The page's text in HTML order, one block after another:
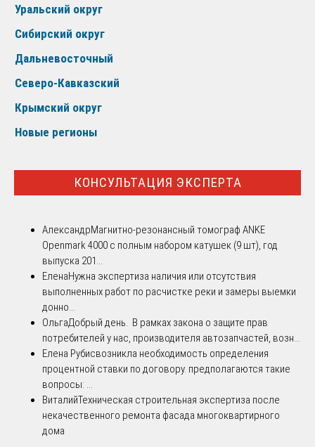
Уральский округ
Сибирский округ
Дальневосточный
Северо-Кавказский
Крымский округ
Новые регионы
КОНСУЛЬТАЦИЯ ЭКСПЕРТА
АлександрМагнитно-резонансный томограф ANKE
Openmark 4000 с полным набором катушек (9 шт), год
выпуска 201...
ЕленаНужна экспертиза наличия или отсутствия
выполненных работ по расчистке реки и замеры выемки
донно...
ОльгаДобрый день. В рамках закона о защите прав
потребителей у нас, производителя автозапчастей, возн...
Елена Рубисвозникла необходимость определения
процентной ставки по договору. предполагаются такие
вопросы: ...
ВиталийТехническая строительная экспертиза после
некачественного ремонта фасада многоквартирного
дома